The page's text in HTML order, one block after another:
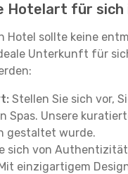
Hotelart für sich
Hotel sollte keine
Unterkunft für
Stellen Sie sich vor,
Spas. Unsere
gestaltet wurde.
sich von
einzigartigem